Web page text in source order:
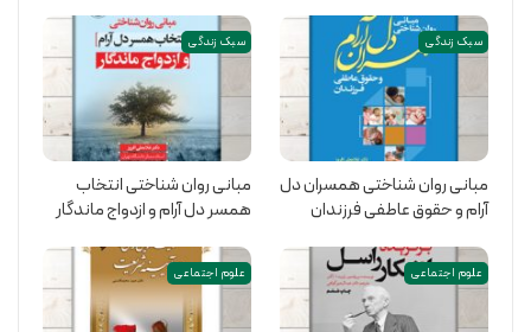
سبک زندگی
مبانی روان شناختی همسران دل
آرام و حقوق عاطفی فرزندان
سبک زندگی
مبانی روان شناختی انتخاب
همسر دل آرام و ازدواج ماندگار
علوم اجتماعی علوم اجتماعی